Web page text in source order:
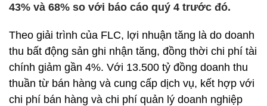
43% và 68% so với báo cáo quý 4 trước đó.
Theo giải trình của FLC, lợi nhuận tăng là do doanh
thu bất động sản ghi nhận tăng, đồng thời chi phí tài
chính giảm gần 4%. Với 13.500 tỷ đồng doanh thu
thuần từ bán hàng và cung cấp dịch vụ, kết hợp với
chi phí bán hàng và chi phí quản lý doanh nghiệp